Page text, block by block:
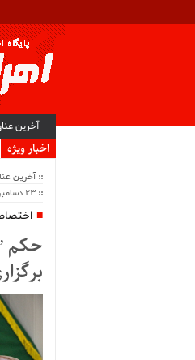
آخرین
اخبار ویژه
آخرین
23 دسامبر 2017
حکم